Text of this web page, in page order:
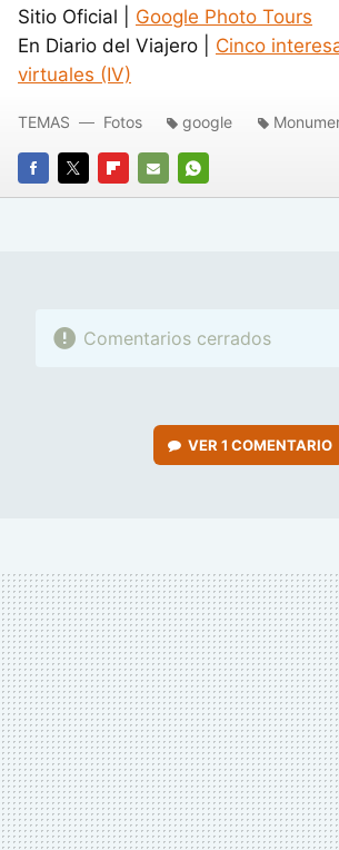
Sitio Oficial | Google Photo Tours
En Diario del Viajero | Cinco
virtuales (IV)
FACEBOOK
TWITTERFLIPBOARD
E-
WHATSAPP
TEMAS Fotos google
Comentarios cerrados
VER 1 COMENTARIO